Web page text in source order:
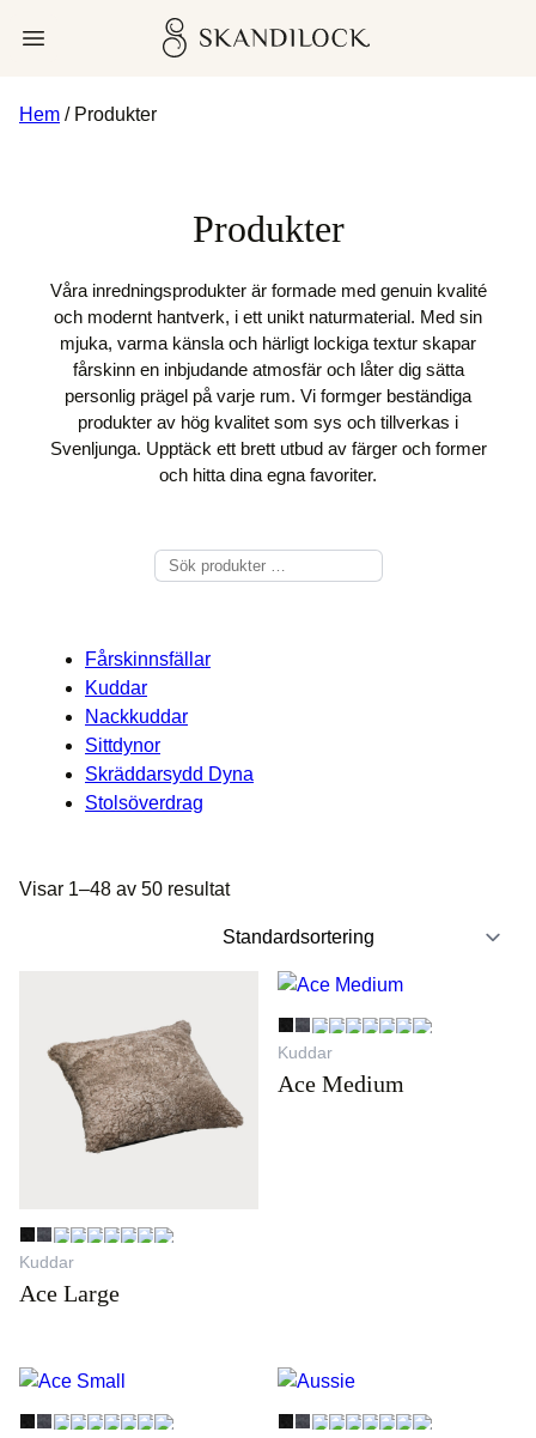
Open menu Skandilock
Hem / Produkter
Produkter
Våra inredningsprodukter är formade med genuin kvalité
och modernt hantverk, i ett unikt naturmaterial. Med sin
mjuka, varma känsla och härligt lockiga textur skapar
fårskinn en inbjudande atmosfär och låter dig sätta
personlig prägel på varje rum. Vi formger beständiga
produkter av hög kvalitet som sys och tillverkas i
Svenljunga. Upptäck ett brett utbud av färger och former
och hitta dina egna favoriter.
Sök
Fårskinnsfällar
Kuddar
Nackkuddar
Sittdynor
Skräddarsydd Dyna
Stolsöverdrag
Visar 1–48 av 50 resultat
Kuddar
Ace Large
Kuddar
Ace Medium